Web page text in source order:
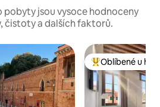
pobyty jsou vysoce hodnoceny
čistoty a dalších faktorů.
Nejlepší v
Oblíbené u